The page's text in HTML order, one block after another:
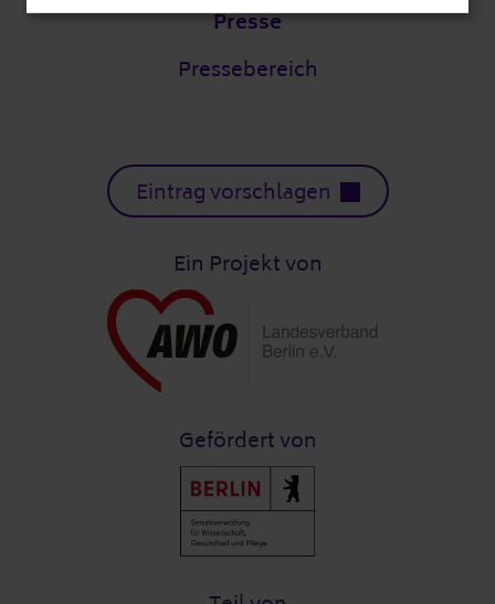
Presse
Pressebereich
Eintrag vorschlagen
Ein Projekt von
Gefördert von